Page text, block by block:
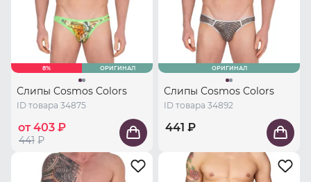
8% ОРИГИНАЛ
Слипы Cosmos Colors
ID товара 34875
от 403 ₽
441 ₽
ОРИГИНАЛ
Слипы Cosmos Colors
ID товара 34892
441 ₽